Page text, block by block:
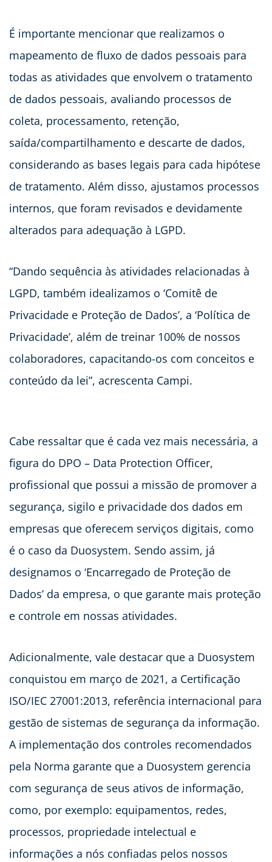
É importante mencionar que realizamos o
mapeamento de fluxo de dados pessoais para
todas as atividades que envolvem o tratamento
de dados pessoais, avaliando processos de
coleta, processamento, retenção,
saída/compartilhamento e descarte de dados,
considerando as bases legais para cada hipótese
de tratamento. Além disso, ajustamos processos
internos, que foram revisados e devidamente
alterados para adequação à LGPD.
“Dando sequência às atividades relacionadas à
LGPD, também idealizamos o ‘Comitê de
Privacidade e Proteção de Dados’, a ‘Política de
Privacidade’, além de treinar 100% de nossos
colaboradores, capacitando-os com conceitos e
conteúdo da lei”, acrescenta Campi.
Cabe ressaltar que é cada vez mais necessária, a
figura do DPO – Data Protection Officer,
profissional que possui a missão de promover a
segurança, sigilo e privacidade dos dados em
empresas que oferecem serviços digitais, como
é o caso da Duosystem. Sendo assim, já
designamos o ‘Encarregado de Proteção de
Dados’ da empresa, o que garante mais proteção
e controle em nossas atividades.
Adicionalmente, vale destacar que a Duosystem
conquistou em março de 2021, a Certificação
ISO/IEC 27001:2013, referência internacional para
gestão de sistemas de segurança da informação.
A implementação dos controles recomendados
pela Norma garante que a Duosystem gerencia
com segurança de seus ativos de informação,
como, por exemplo: equipamentos, redes,
processos, propriedade intelectual e
informações a nós confiadas pelos nossos